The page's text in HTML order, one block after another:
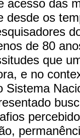
acesso das
desde os
de 80
que
e no
Sistema